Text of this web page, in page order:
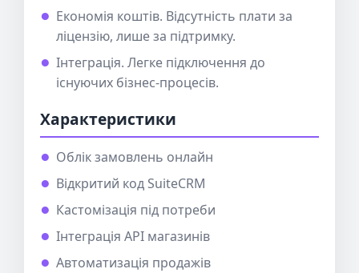
Економія коштів. Відсутність плати за
ліцензію, лише за підтримку.
Інтеграція. Легке підключення до
існуючих бізнес-процесів.
Характеристики
Облік замовлень онлайн
Відкритий код SuiteCRM
Кастомізація під потреби
Інтеграція API магазинів
Автоматизація продажів